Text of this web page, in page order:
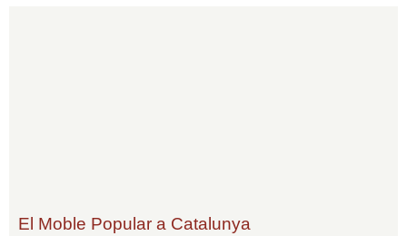
El Moble Popular a Catalunya